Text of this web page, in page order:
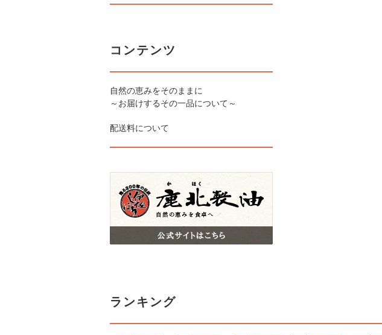
コンテンツ
自然の恵みをそのままに
～お届けするその一品について～
配送料について
ランキング